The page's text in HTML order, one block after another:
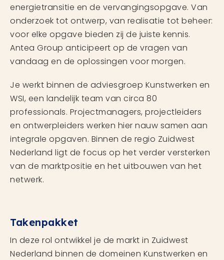
energietransitie en de vervangingsopgave. Van
onderzoek tot ontwerp, van realisatie tot beheer:
voor elke opgave bieden zij de juiste kennis.
Antea Group anticipeert op de vragen van
vandaag en de oplossingen voor morgen.
Je werkt binnen de adviesgroep Kunstwerken en
WSI, een landelijk team van circa 80
professionals. Projectmanagers, projectleiders
en ontwerpleiders werken hier nauw samen aan
integrale opgaven. Binnen de regio Zuidwest
Nederland ligt de focus op het verder versterken
van de marktpositie en het uitbouwen van het
netwerk.
Takenpakket
In deze rol ontwikkel je de markt in Zuidwest
Nederland binnen de domeinen Kunstwerken en